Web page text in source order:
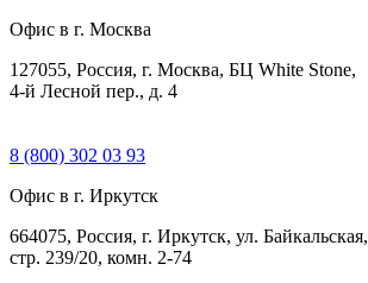
Офис в г. Москва
127055, Россия, г. Москва, БЦ White Stone,
4-й Лесной пер., д. 4
8 (800) 302 03 93
Офис в г. Иркутск
664075, Россия, г. Иркутск, ул. Байкальская,
стр. 239/20, комн. 2-74